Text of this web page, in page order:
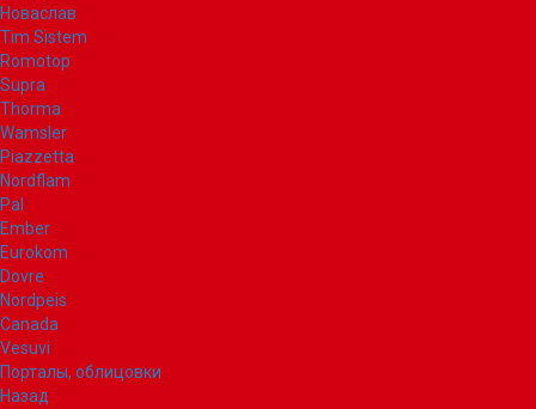
Новаслав
Tim Sistem
Romotop
Supra
Thorma
Wamsler
Piazzetta
Nordflam
Pal
Ember
Eurokom
Dovre
Nordpeis
Canada
Vesuvi
Порталы, облицовки
Назад